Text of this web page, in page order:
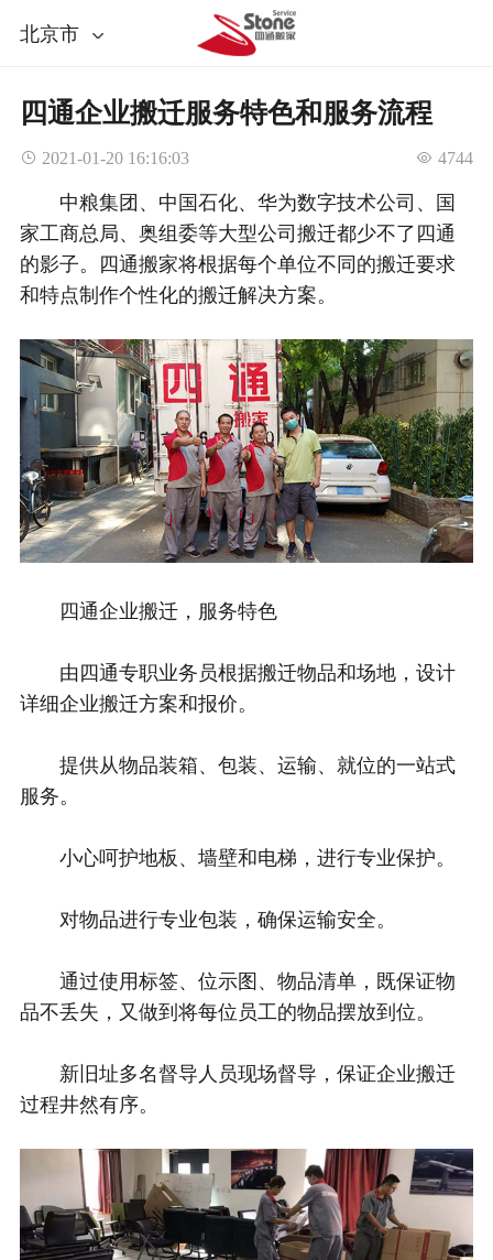
北京市
四通企业搬迁服务特色和服务流程
 2021-01-20 16:16:03  4744
中粮集团、中国石化、华为数字技术公司、国
家工商总局、奥组委等大型公司搬迁都少不了四通
的影子。四通搬家将根据每个单位不同的搬迁要求
和特点制作个性化的搬迁解决方案。
四通企业搬迁，服务特色
由四通专职业务员根据搬迁物品和场地，设计
详细企业搬迁方案和报价。
提供从物品装箱、包装、运输、就位的一站式
服务。
小心呵护地板、墙壁和电梯，进行专业保护。
对物品进行专业包装，确保运输安全。
通过使用标签、位示图、物品清单，既保证物
品不丢失，又做到将每位员工的物品摆放到位。
新旧址多名督导人员现场督导，保证企业搬迁
过程井然有序。